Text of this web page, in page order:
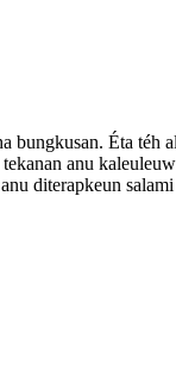
Éta téh
anu
diterapkeun